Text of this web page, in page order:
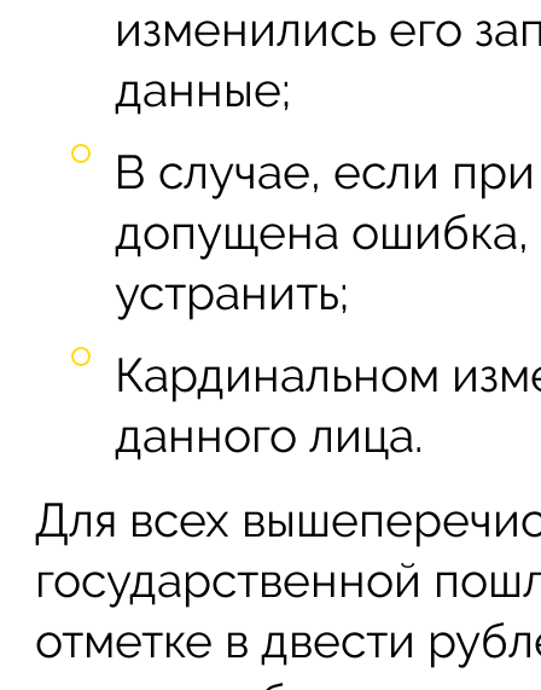
изменились его
данные;
В случае, если
допущена ошибка,
устранить;
Кардинальном
данного лица.
Для всех
государственной
отметке в двести